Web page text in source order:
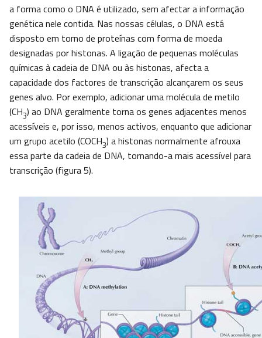
a forma como o DNA é utilizado, sem afectar a informação
genética nele contida. Nas nossas células, o DNA está
disposto em torno de proteínas com forma de moeda
designadas por histonas. A ligação de pequenas moléculas
químicas à cadeia de DNA ou às histonas, afecta a
capacidade dos factores de transcrição alcançarem os seus
genes alvo. Por exemplo, adicionar uma molécula de metilo
(CH3) ao DNA geralmente torna os genes adjacentes menos
acessíveis e, por isso, menos activos, enquanto que adicionar
um grupo acetilo (COCH3) a histonas normalmente afrouxa
essa parte da cadeia de DNA, tornando-a mais acessível para
transcrição (figura 5).